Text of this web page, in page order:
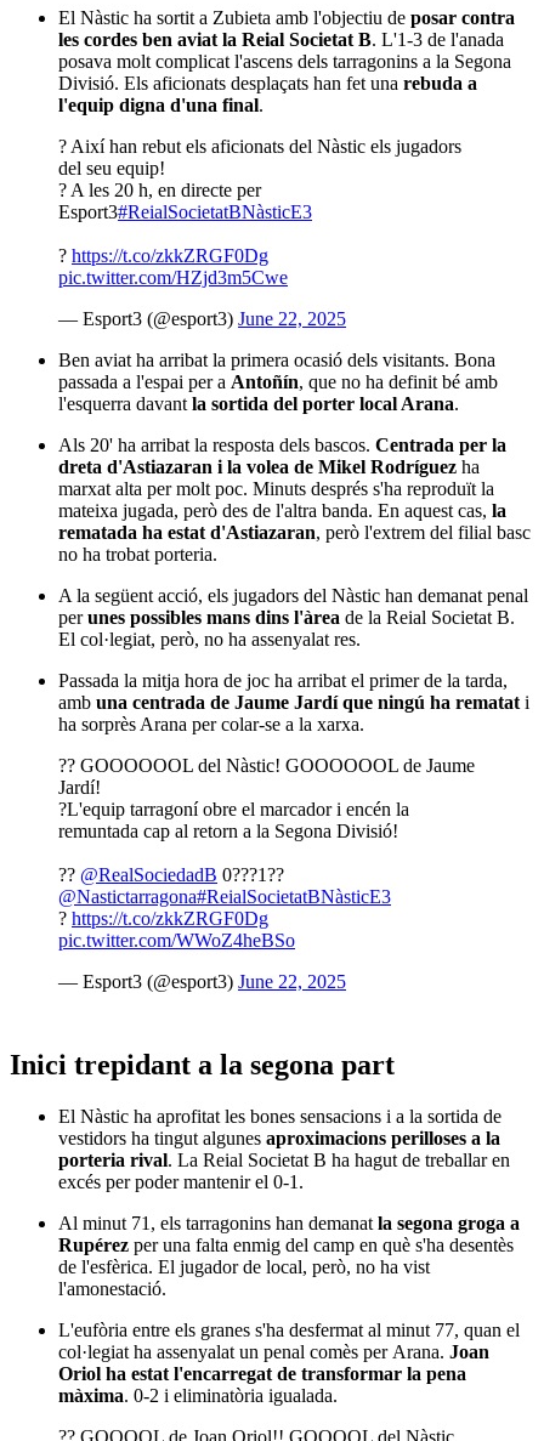
El Nàstic ha sortit a Zubieta amb l'objectiu de posar contra
les cordes ben aviat la Reial Societat B. L'1-3 de l'anada
posava molt complicat l'ascens dels tarragonins a la Segona
Divisió. Els aficionats desplaçats han fet una rebuda a
l'equip digna d'una final.
? Així han rebut els aficionats del Nàstic els jugadors
del seu equip!
? A les 20 h, en directe per
Esport3#ReialSocietatBNàsticE3
? https://t.co/zkkZRGF0Dg
pic.twitter.com/HZjd3m5Cwe
— Esport3 (@esport3) June 22, 2025
Ben aviat ha arribat la primera ocasió dels visitants. Bona
passada a l'espai per a Antoñín, que no ha definit bé amb
l'esquerra davant la sortida del porter local Arana.
Als 20' ha arribat la resposta dels bascos. Centrada per la
dreta d'Astiazaran i la volea de Mikel Rodríguez ha
marxat alta per molt poc. Minuts després s'ha reproduït la
mateixa jugada, però des de l'altra banda. En aquest cas, la
rematada ha estat d'Astiazaran, però l'extrem del filial basc
no ha trobat porteria.
A la següent acció, els jugadors del Nàstic han demanat penal
perunes possibles mans dins l'àrea de la Reial Societat B.
El col·legiat, però, no ha assenyalat res.
Passada la mitja hora de joc ha arribat el primer de la tarda,
amb una centrada de Jaume Jardí que ningú ha rematat i
ha sorprès Arana per colar-se a la xarxa.
?? GOOOOOOL del Nàstic! GOOOOOOL de Jaume
Jardí!
?L'equip tarragoní obre el marcador i encén la
remuntada cap al retorn a la Segona Divisió!
?? @RealSociedadB 0???1??
@Nastictarragona#ReialSocietatBNàsticE3
? https://t.co/zkkZRGF0Dg
pic.twitter.com/WWoZ4heBSo
— Esport3 (@esport3) June 22, 2025
Inici trepidant a la segona part
El Nàstic ha aprofitat les bones sensacions i a la sortida de
vestidors ha tingut algunes aproximacions perilloses a la
porteria rival. La Reial Societat B ha hagut de treballar en
excés per poder mantenir el 0-1.
Al minut 71, els tarragonins han demanat la segona groga a
Rupérez per una falta enmig del camp en què s'ha desentès
de l'esfèrica. El jugador de local, però, no ha vist
l'amonestació.
L'eufòria entre els granes s'ha desfermat al minut 77, quan el
col·legiat ha assenyalat un penal comès per Arana. Joan
Oriol ha estat l'encarregat de transformar la pena
màxima. 0-2 i eliminatòria igualada.